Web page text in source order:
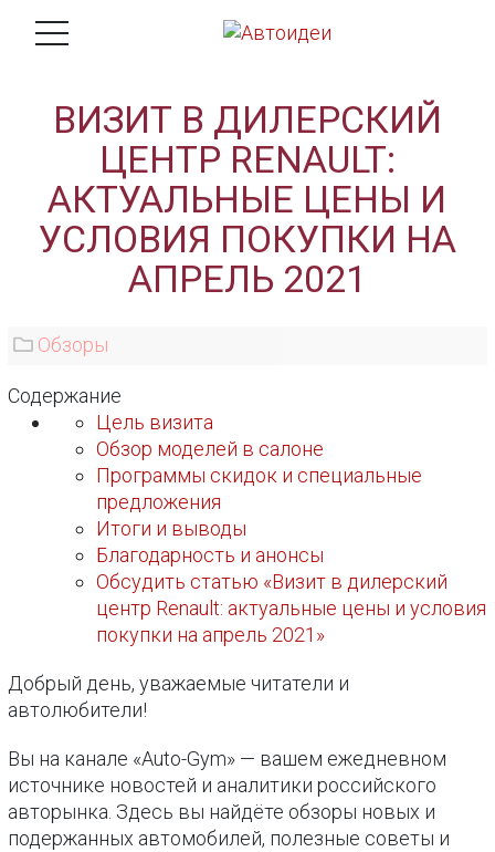
ВИЗИТ В ДИЛЕРСКИЙ
ЦЕНТР RENAULT:
АКТУАЛЬНЫЕ ЦЕНЫ И
УСЛОВИЯ ПОКУПКИ НА
АПРЕЛЬ 2021
Обзоры
Содержание
Цель визита
Обзор моделей в салоне
Программы скидок и специальные
предложения
Итоги и выводы
Благодарность и анонсы
Обсудить статью «Визит в дилерский
центр Renault: актуальные цены и условия
покупки на апрель 2021»
Добрый день, уважаемые читатели и
автолюбители!
Вы на канале «Auto-Gym» — вашем ежедневном
источнике новостей и аналитики российского
авторынка. Здесь вы найдёте обзоры новых и
подержанных автомобилей, полезные советы и